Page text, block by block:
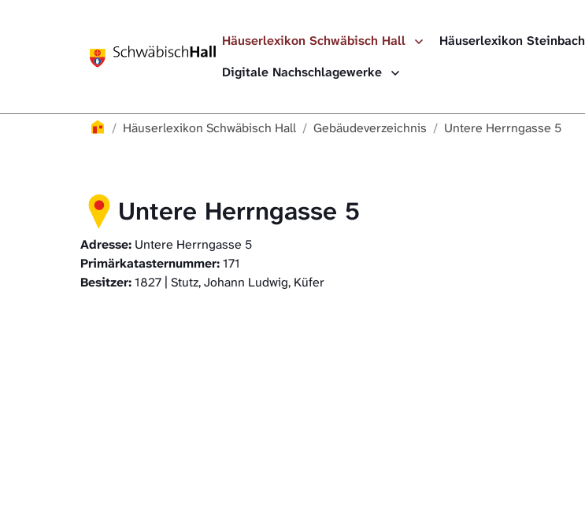
Häuserlexikon Schwäbisch Hall
Häuserlexikon Steinbach
Digitale Nachschlagewerke
Häuserlexikon
Häuserlexikon Schwäbisch Hall Gebäudeverzeichnis Untere Herrngasse 5
Untere Herrngasse 5
Adresse: Untere Herrngasse 5
Primärkatasternummer:171
Besitzer:1827 | Stutz, Johann Ludwig, Küfer